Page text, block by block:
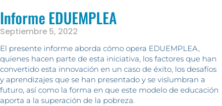
Informe EDUEMPLEA
Septiembre 5, 2022
El presente informe aborda cómo opera EDUEMPLEA,
quienes hacen parte de esta iniciativa, los factores que han
convertido esta innovación en un caso de éxito, los desafíos
y aprendizajes que se han presentado y se vislumbran a
futuro, así como la forma en que este modelo de educación
aporta a la superación de la pobreza.